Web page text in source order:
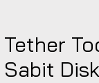
Tether
Sabit